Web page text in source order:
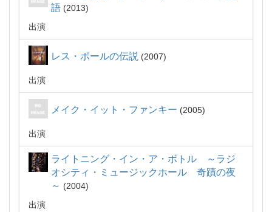
語
2013
出演
レス・ポールの伝説 2007
出演
メイク・イット・ファンキー 2005
出演
ライトニング・イン・ア・ボトル ～ラジ
オシティ・ミュージックホール 奇蹟の夜
～
2004
出演